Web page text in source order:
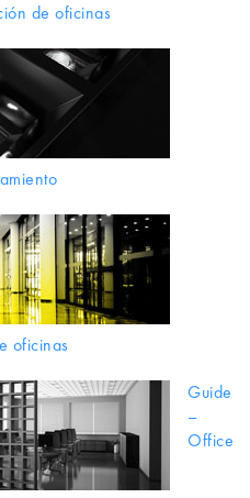
de oficinas
oficinas
Guide
–
Office